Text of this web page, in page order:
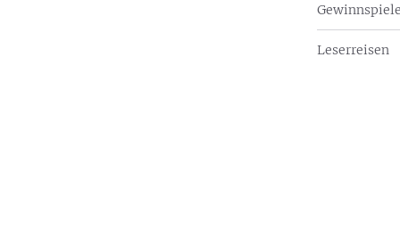
Leserreisen